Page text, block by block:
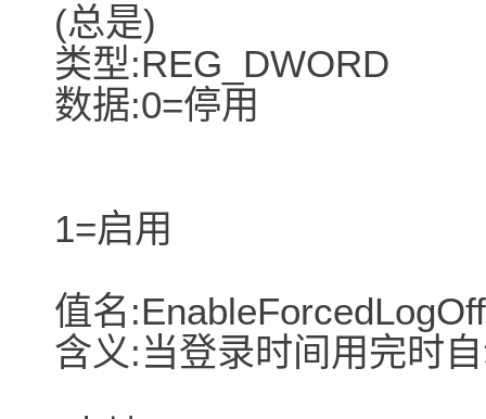
(总是)
类型:REG_DWORD
数据:0=停用
1=启用
值名:EnableForcedLogOff
含义:当登录时间用完时